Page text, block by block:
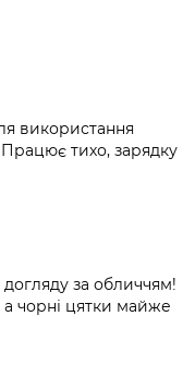
використання
тихо, зарядку
за обличчям!
а чорні цятки майже